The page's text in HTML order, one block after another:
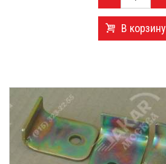
В корзину